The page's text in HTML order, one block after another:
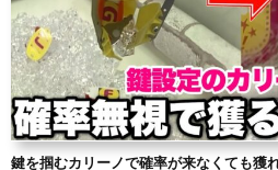
鍵を掴むカリーノで確率が来なくても獲